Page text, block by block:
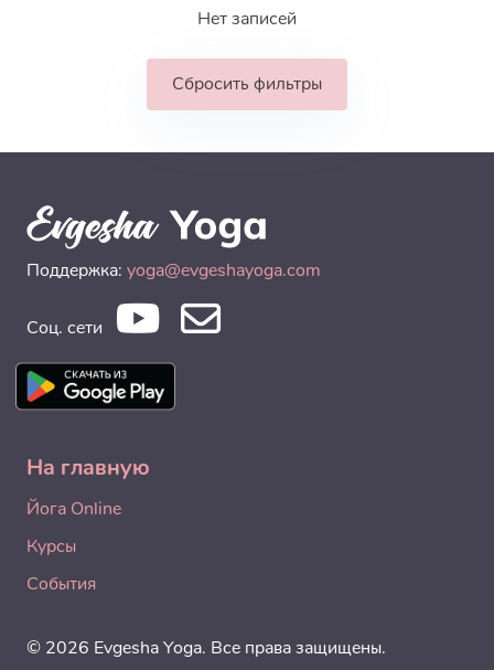
Нет записей
Сбросить фильтры
Поддержка: yoga@evgeshayoga.com
Соц. сети
На главную
Йога Online
Курсы
События
© 2026 Evgesha Yoga. Все права защищены.